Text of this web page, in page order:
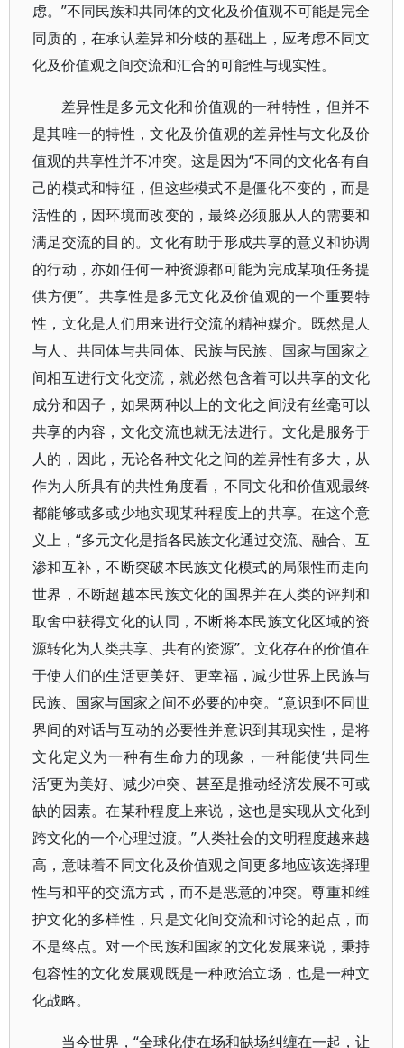
虑。”不同民族和共同体的文化及价值观不可能是完全
同质的，在承认差异和分歧的基础上，应考虑不同文
化及价值观之间交流和汇合的可能性与现实性。
差异性是多元文化和价值观的一种特性，但并不
是其唯一的特性，文化及价值观的差异性与文化及价
值观的共享性并不冲突。这是因为“不同的文化各有自
己的模式和特征，但这些模式不是僵化不变的，而是
活性的，因环境而改变的，最终必须服从人的需要和
满足交流的目的。文化有助于形成共享的意义和协调
的行动，亦如任何一种资源都可能为完成某项任务提
供方便”。共享性是多元文化及价值观的一个重要特
性，文化是人们用来进行交流的精神媒介。既然是人
与人、共同体与共同体、民族与民族、国家与国家之
间相互进行文化交流，就必然包含着可以共享的文化
成分和因子，如果两种以上的文化之间没有丝毫可以
共享的内容，文化交流也就无法进行。文化是服务于
人的，因此，无论各种文化之间的差异性有多大，从
作为人所具有的共性角度看，不同文化和价值观最终
都能够或多或少地实现某种程度上的共享。在这个意
义上，“多元文化是指各民族文化通过交流、融合、互
渗和互补，不断突破本民族文化模式的局限性而走向
世界，不断超越本民族文化的国界并在人类的评判和
取舍中获得文化的认同，不断将本民族文化区域的资
源转化为人类共享、共有的资源”。文化存在的价值在
于使人们的生活更美好、更幸福，减少世界上民族与
民族、国家与国家之间不必要的冲突。“意识到不同世
界间的对话与互动的必要性并意识到其现实性，是将
文化定义为一种有生命力的现象，一种能使‘共同生
活’更为美好、减少冲突、甚至是推动经济发展不可或
缺的因素。在某种程度上来说，这也是实现从文化到
跨文化的一个心理过渡。”人类社会的文明程度越来越
高，意味着不同文化及价值观之间更多地应该选择理
性与和平的交流方式，而不是恶意的冲突。尊重和维
护文化的多样性，只是文化间交流和讨论的起点，而
不是终点。对一个民族和国家的文化发展来说，秉持
包容性的文化发展观既是一种政治立场，也是一种文
化战略。
当今世界，“全球化使在场和缺场纠缠在一起，让